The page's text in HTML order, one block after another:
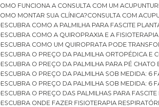
COMO FUNCIONA A CONSULTA COM UM
COMO MONTAR SUA CLÍNICA?
CONSULTA COM
DESCUBRA COMO A PALMILHA PARA FASCITE
DESCUBRA COMO A QUIROPRAXIA E A
DESCUBRA COMO UM QUIROPRATA PODE
DESCUBRA O PREÇO DA PALMILHA ORTOPÉDICA E
DESCUBRA O PREÇO DA PALMILHA PARA PÉ
DESCUBRA O PREÇO DA PALMILHA SOB MEDIDA: 6
DESCUBRA O PREÇO DA PALMILHA SOB MEDIDA: 6
DESCUBRA O PREÇO DAS PALMILHAS PARA
DESCUBRA ONDE FAZER FISIOTERAPIA